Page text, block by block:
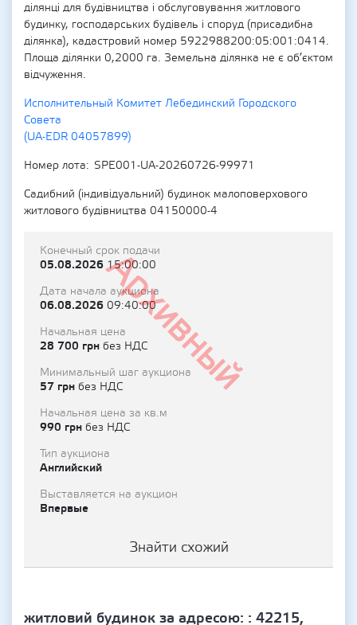
ділянці для будівництва і обслуговування житлового
будинку, господарських будівель і споруд (присадибна
ділянка), кадастровий номер 5922988200:05:001:0414.
Площа ділянки 0,2000 га. Земельна ділянка не є об’єктом
відчуження.
Исполнительный Комитет Лебединский Городского
Совета
(UA-EDR 04057899)
Номер лота
SPE001-UA-20260726-99971
Садибний (індивідуальний) будинок малоповерхового
житлового будівництва 04150000-4
Архивный
Конечный срок подачи
05.08.202615:00:00
Дата начала аукциона
06.08.2026 09:40:00
Начальная цена
28 700 грн без НДС
Минимальный шаг аукциона
57 грн без НДС
Начальная цена за кв.м
990 грн без НДС
Тип аукциона
Английский
Выставляется на аукцион
Впервые
Знайти схожий
житловий будинок за адресою: : 42215,